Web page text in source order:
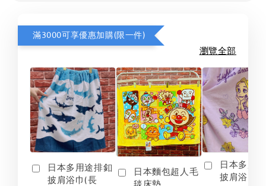
滿3000可享優惠加購(限一件)
瀏覽全部
日本多用途排釦
披肩浴巾(長
日本麵包超人毛
日本多用
披肩浴巾(